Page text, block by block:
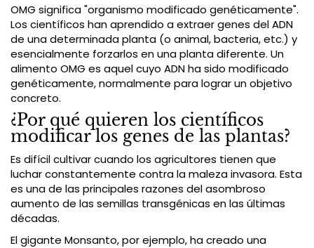
OMG significa "organismo modificado genéticamente".
Los científicos han aprendido a extraer genes del ADN
de una determinada planta (o animal, bacteria, etc.) y
esencialmente forzarlos en una planta diferente. Un
alimento OMG es aquel cuyo ADN ha sido modificado
genéticamente, normalmente para lograr un objetivo
concreto.
¿Por qué quieren los científicos
modificar los genes de las plantas?
Es difícil cultivar cuando los agricultores tienen que
luchar constantemente contra la maleza invasora. Esta
es una de las principales razones del asombroso
aumento de las semillas transgénicas en las últimas
décadas.
El gigante Monsanto, por ejemplo, ha creado una